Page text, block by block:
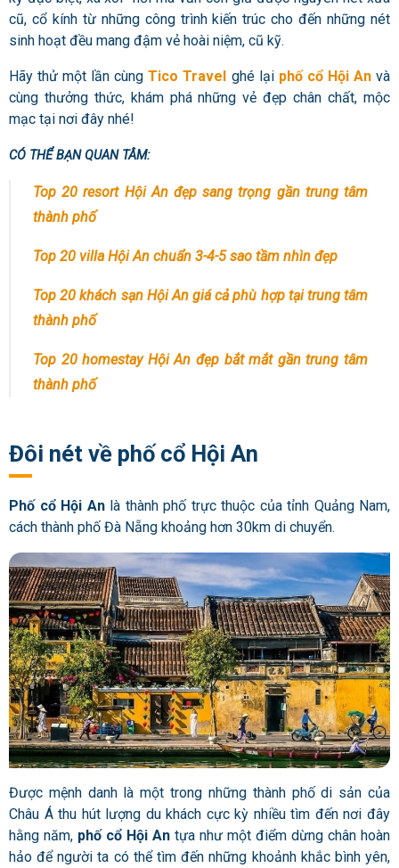
cũ, cổ kính từ những công trình kiến trúc cho đến những nét
sinh hoạt đều mang đậm vẻ hoài niệm, cũ kỹ.
Hãy thử một lần cùngTico Travel ghé lại phố cổ Hội Anvà
cùng thưởng thức, khám phá những vẻ đẹp chân chất, mộc
mạc tại nơi đây nhé!
CÓ THỂ BẠN QUAN TÂM:
Top 20 resort Hội An đẹp sang trọng gần trung tâm
thành phố
Top 20 villa Hội An chuẩn 3-4-5 sao tầm nhìn đẹp
Top 20 khách sạn Hội An giá cả phù hợp tại trung tâm
thành phố
Top 20 homestay Hội An đẹp bắt mắt gần trung tâm
thành phố
Đôi nét về phố cổ Hội An
Phố cổ Hội An là thành phố trực thuộc của tỉnh Quảng Nam,
cách thành phố Đà Nẵng khoảng hơn 30km di chuyển.
Được mệnh danh là một trong những thành phố di sản của
Châu Á thu hút lượng du khách cực kỳ nhiều tìm đến nơi đây
hằng năm, phố cổ Hội An tựa như một điểm dừng chân hoàn
hảo để người ta có thể tìm đến những khoảnh khắc bình yên,